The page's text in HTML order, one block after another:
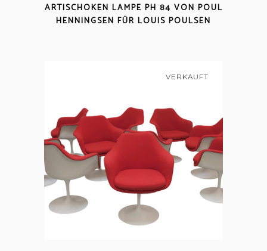
ARTISCHOKEN LAMPE PH 84 VON POUL
HENNINGSEN FÜR LOUIS POULSEN
VERKAUFT